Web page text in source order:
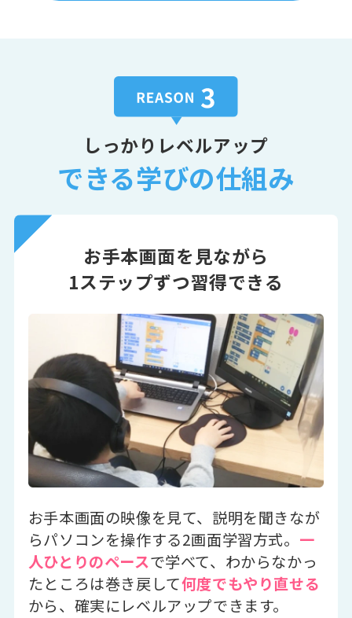
しっかりレベルアップ
できる学びの仕組み
お手本画面を見ながら
1ステップずつ習得できる
お手本画面の映像を見て、説明を聞きなが
らパソコンを操作する2画面学習方式。 一
人ひとりのペースで学べて、わからなかっ
たところは巻き戻して何度でもやり直せる
から、確実にレベルアップできます。